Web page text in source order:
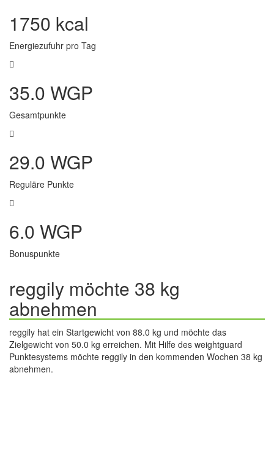
1750 kcal
Energiezufuhr pro Tag
35.0 WGP
Gesamtpunkte
29.0 WGP
Reguläre Punkte
6.0 WGP
Bonuspunkte
reggily möchte 38 kg
abnehmen
reggily hat ein Startgewicht von 88.0 kg und möchte das
Zielgewicht von 50.0 kg erreichen. Mit Hilfe des weightguard
Punktesystems möchte reggily in den kommenden Wochen 38 kg
abnehmen.